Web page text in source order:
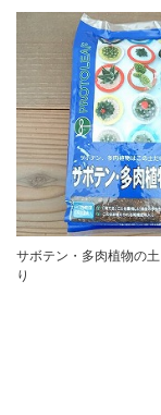
サボテン・多肉植物の土 2リットル入
り